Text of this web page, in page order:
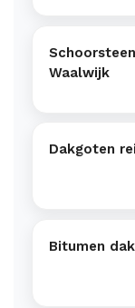
Waalwijk
Dakgoten
Bitumen